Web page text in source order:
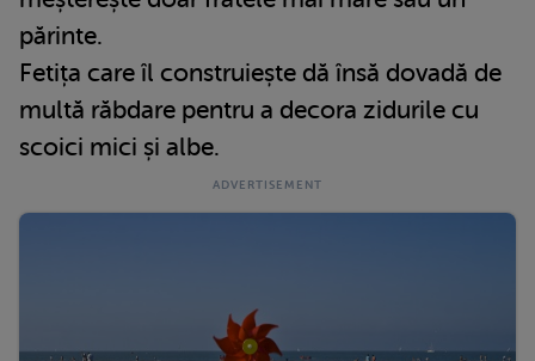
părinte.
Fetița care îl construiește dă însă dovadă de
multă răbdare pentru a decora zidurile cu
scoici mici și albe.